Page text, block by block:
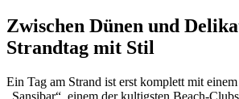
Zwischen Dünen und
Strandtag mit Stil
Ein Tag am Strand ist erst komplett mit
„Sansibar“, einem der kultigsten Beach-